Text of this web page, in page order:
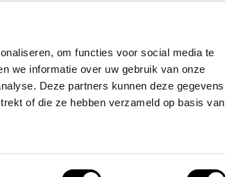
om functies voor social media te
we informatie over uw gebruik van onze
Deze partners kunnen deze gegevens
of die ze hebben verzameld op basis van